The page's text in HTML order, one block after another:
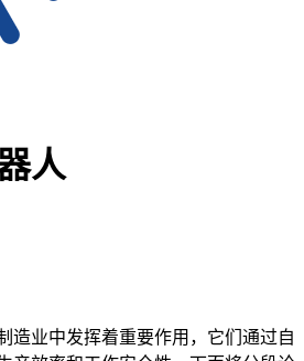
人
造业中发挥着重要作用，它们通过自